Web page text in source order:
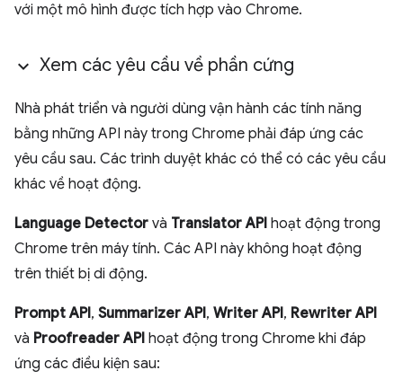
với một mô hình được tích hợp vào Chrome.
Xem các yêu cầu về phần cứng
Nhà phát triển và người dùng vận hành các tính năng
bằng những API này trong Chrome phải đáp ứng các
yêu cầu sau. Các trình duyệt khác có thể có các yêu cầu
khác về hoạt động.
Language Detector và Translator API hoạt động trong
Chrome trên máy tính. Các API này không hoạt động
trên thiết bị di động.
Prompt API, Summarizer API, Writer API, Rewriter API
và Proofreader API hoạt động trong Chrome khi đáp
ứng các điều kiện sau: